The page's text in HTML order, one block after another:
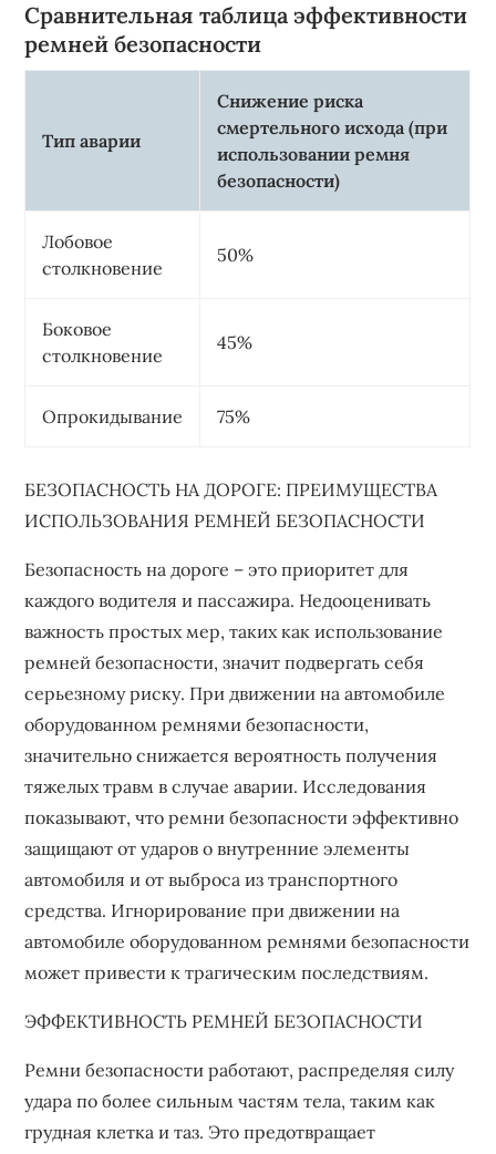
Сравнительная таблица эффективности
ремней безопасности
Тип аварии
Снижение риска
смертельного исхода (при
использовании ремня
безопасности)
Лобовое
столкновение
50%
Боковое
столкновение
45%
Опрокидывание 75%
БЕЗОПАСНОСТЬ НА ДОРОГЕ: ПРЕИМУЩЕСТВА
ИСПОЛЬЗОВАНИЯ РЕМНЕЙ БЕЗОПАСНОСТИ
Безопасность на дороге – это приоритет для
каждого водителя и пассажира. Недооценивать
важность простых мер, таких как использование
ремней безопасности, значит подвергать себя
серьезному риску. При движении на автомобиле
оборудованном ремнями безопасности,
значительно снижается вероятность получения
тяжелых травм в случае аварии. Исследования
показывают, что ремни безопасности эффективно
защищают от ударов о внутренние элементы
автомобиля и от выброса из транспортного
средства. Игнорирование при движении на
автомобиле оборудованном ремнями безопасности
может привести к трагическим последствиям.
ЭФФЕКТИВНОСТЬ РЕМНЕЙ БЕЗОПАСНОСТИ
Ремни безопасности работают, распределяя силу
удара по более сильным частям тела, таким как
грудная клетка и таз. Это предотвращает